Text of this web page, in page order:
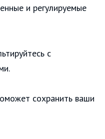
и регулируемые
с
сохранить ваши